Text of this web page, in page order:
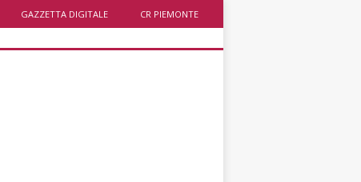
GAZZETTA DIGITALE CR PIEMONTE